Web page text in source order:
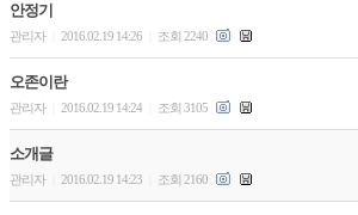
안정기
관리자 2016.02.19 14:26 조회 2240
오존이란
관리자 2016.02.19 14:24 조회 3105
소개글
관리자 2016.02.19 14:23 조회 2160